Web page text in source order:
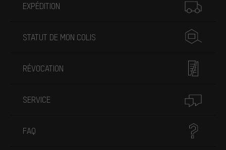
EXPÉDITION
STATUT DE MON COLIS
RÉVOCATION
SERVICE
FAQ